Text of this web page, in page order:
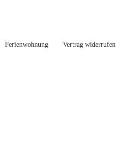
Ferienwohnung Vertrag widerrufen